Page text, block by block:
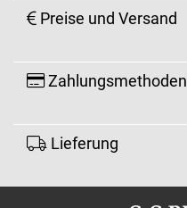
Preise und Versand
Zahlungsmethoden
Lieferung